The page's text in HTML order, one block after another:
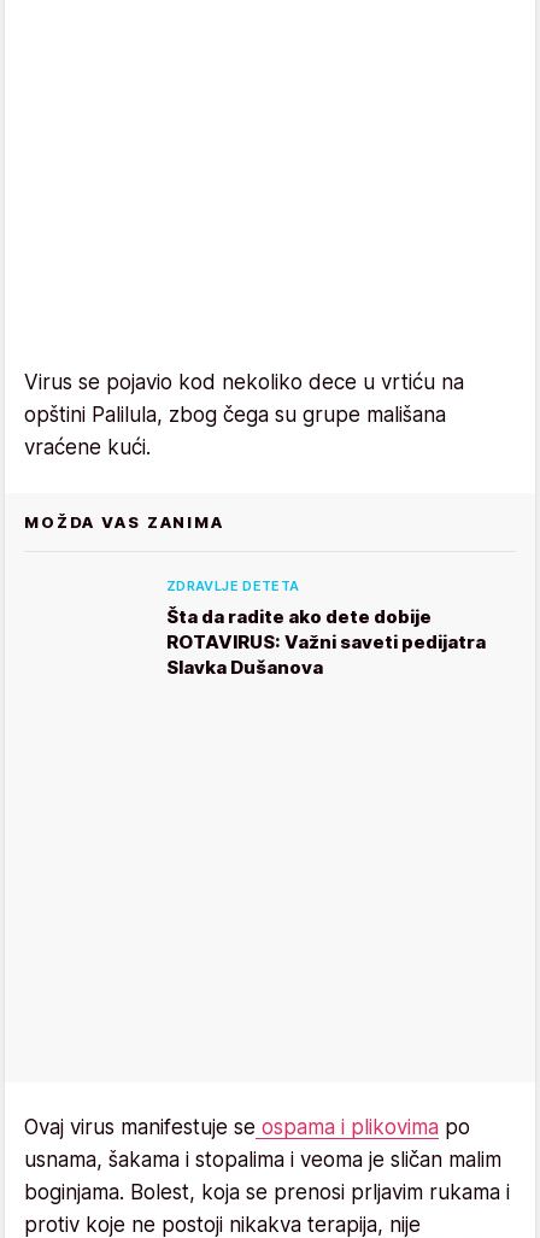
Virus se pojavio kod nekoliko dece u vrtiću na
opštini Palilula, zbog čega su grupe mališana
vraćene kući.
MOŽDA VAS ZANIMA
ZDRAVLJE DETETA
Šta da radite ako dete dobije
ROTAVIRUS: Važni saveti pedijatra
Slavka Dušanova
Ovaj virus manifestuje se ospama i plikovima po
usnama, šakama i stopalima i veoma je sličan malim
boginjama. Bolest, koja se prenosi prljavim rukama i
protiv koje ne postoji nikakva terapija, nije